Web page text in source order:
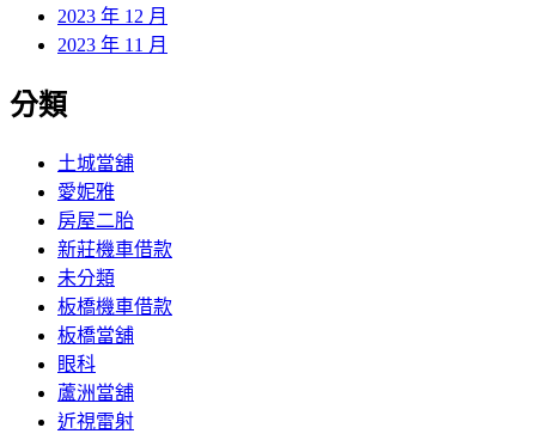
2023 年 12 月
2023 年 11 月
分類
土城當舖
愛妮雅
房屋二胎
新莊機車借款
未分類
板橋機車借款
板橋當舖
眼科
蘆洲當舖
近視雷射